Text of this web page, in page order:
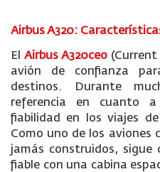
Airbus A320:
El Airbus A320ceo(Current
avión de confianza
destinos. Durante
referencia en cuanto a
fiabilidad en los viajes
Como uno de los aviones
jamás construidos, sigue
fiable con una cabina